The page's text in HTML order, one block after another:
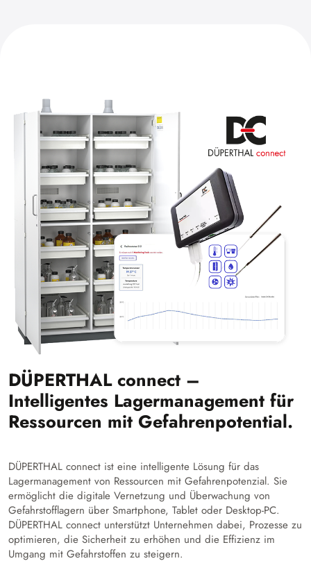
DÜPERTHAL connect –
Intelligentes Lagermanagement für
Ressourcen mit Gefahrenpotential.
DÜPERTHAL connect ist eine intelligente Lösung für das
Lagermanagement von Ressourcen mit Gefahrenpotenzial. Sie
ermöglicht die digitale Vernetzung und Überwachung von
Gefahrstofflagern über Smartphone, Tablet oder Desktop-PC.
DÜPERTHAL connect unterstützt Unternehmen dabei, Prozesse zu
optimieren, die Sicherheit zu erhöhen und die Effizienz im
Umgang mit Gefahrstoffen zu steigern.